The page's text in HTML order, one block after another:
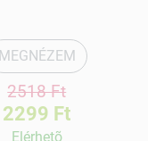
MEGNÉZEM
2518 Ft
2299 Ft
Elérhetõ